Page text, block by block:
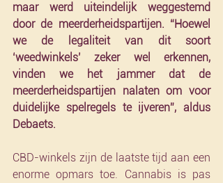
maar werd uiteindelijk weggestemd
door de meerderheidspartijen. “Hoewel
we de legaliteit van dit soort
‘weedwinkels’ zeker wel erkennen,
vinden we het jammer dat de
meerderheidspartijen nalaten om voor
duidelijke spelregels te ijveren”, aldus
Debaets.
CBD-winkels zijn de laatste tijd aan een
enorme opmars toe. Cannabis is pas